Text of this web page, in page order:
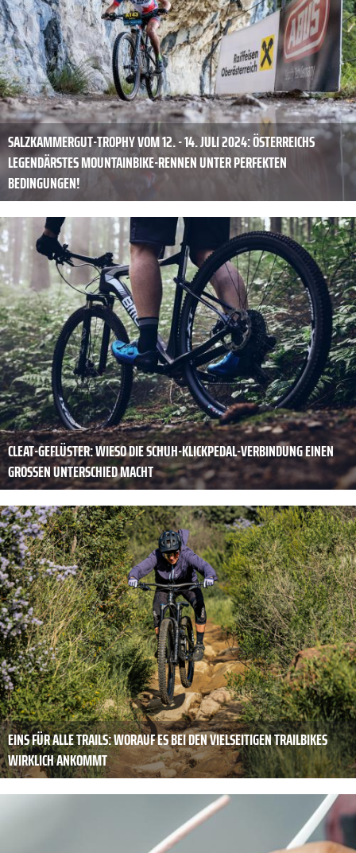
SALZKAMMERGUT-TROPHY VOM 12. - 14. JULI 2024: ÖSTERREICHS
LEGENDÄRSTES MOUNTAINBIKE-RENNEN UNTER PERFEKTEN
BEDINGUNGEN!
CLEAT-GEFLÜSTER: WIESO DIE SCHUH-KLICKPEDAL-VERBINDUNG EINEN
GROSSEN UNTERSCHIED MACHT
EINS FÜR ALLE TRAILS: WORAUF ES BEI DEN VIELSEITIGEN TRAILBIKES
WIRKLICH ANKOMMT